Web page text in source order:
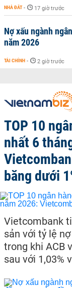
NHÀ ĐẤT - 17 giờ trước
Nợ xấu ngành
năm 2026
TÀI CHÍNH - 2 giờ trước
TOP 10
nhất 6
băng dưới
Vietcombank
sản với tỷ lệ
trong khi ACB
sau với 1,03%